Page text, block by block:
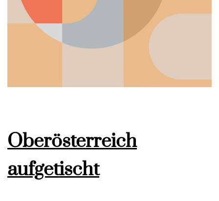
Oberösterreich
aufgetischt